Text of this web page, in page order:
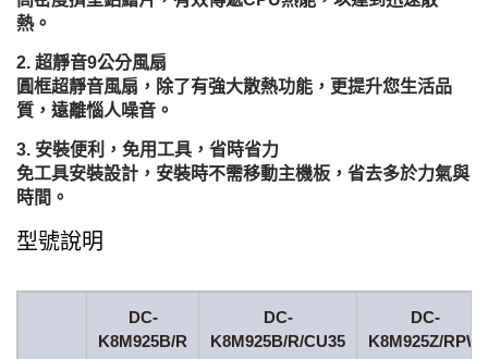
熱。
超靜音9公分風扇
圓框超靜音風扇，除了有強大散熱功能，更提升您生活品
質，遠離惱人噪音。
安裝便利，免用工具，省時省力
免工具安裝設計，安裝時不需移動主機板，省去多於力氣與
時間。
型號說明
DC-
K8M925B/R
DC-
K8M925B/R/CU35
DC-
K8M925Z/RPW